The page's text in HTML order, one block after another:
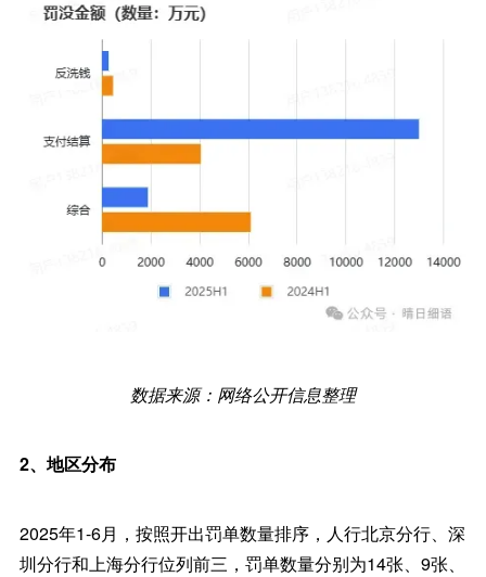
数据来源：网络公开信息整理
2、地区分布
2025年1-6月，按照开出罚单数量排序，人行北京分行、深
圳分行和上海分行位列前三，罚单数量分别为14张、9张、